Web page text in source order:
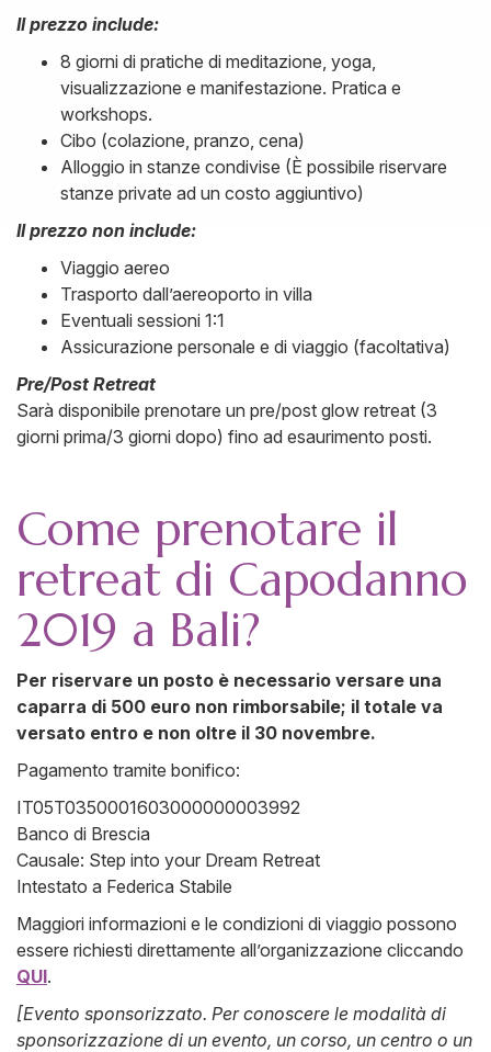
Il prezzo include:
8 giorni di pratiche di meditazione, yoga,
visualizzazione e manifestazione. Pratica e
workshops.
Cibo (colazione, pranzo, cena)
Alloggio in stanze condivise (È possibile riservare
stanze private ad un costo aggiuntivo)
Il prezzo non include:
Viaggio aereo
Trasporto dall’aereoporto in villa
Eventuali sessioni 1:1
Assicurazione personale e di viaggio (facoltativa)
Pre/Post Retreat
Sarà disponibile prenotare un pre/post glow retreat (3
giorni prima/3 giorni dopo) fino ad esaurimento posti.
Come prenotare il
retreat di Capodanno
2019 a Bali?
Per riservare un posto è necessario versare una
caparra di 500 euro non rimborsabile; il totale va
versato entro e non oltre il 30 novembre.
Pagamento tramite bonifico:
IT05T0350001603000000003992
Banco di Brescia
Causale: Step into your Dream Retreat
Intestato a Federica Stabile
Maggiori informazioni e le condizioni di viaggio possono
essere richiesti direttamente all’organizzazione cliccando
QUI.
[Evento sponsorizzato. Per conoscere le modalità di
sponsorizzazione di un evento, un corso, un centro o un